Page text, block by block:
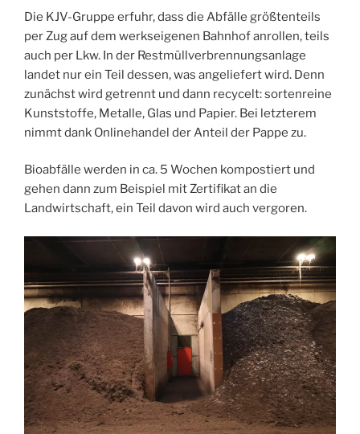
Die KJV-Gruppe erfuhr, dass die Abfälle größtenteils
per Zug auf dem werkseigenen Bahnhof anrollen, teils
auch per Lkw. In der Restmüllverbrennungsanlage
landet nur ein Teil dessen, was angeliefert wird. Denn
zunächst wird getrennt und dann recycelt: sortenreine
Kunststoffe, Metalle, Glas und Papier. Bei letzterem
nimmt dank Onlinehandel der Anteil der Pappe zu.
Bioabfälle werden in ca. 5 Wochen kompostiert und
gehen dann zum Beispiel mit Zertifikat an die
Landwirtschaft, ein Teil davon wird auch vergoren.